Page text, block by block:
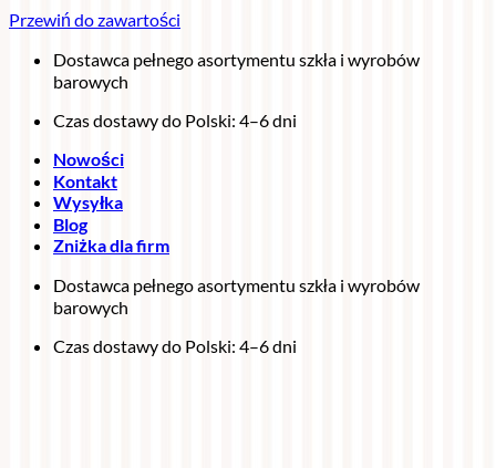
Przewiń do zawartości
Dostawca pełnego asortymentu szkła i wyrobów
barowych
Czas dostawy do Polski: 4–6 dni
Nowości
Kontakt
Wysyłka
Blog
Zniżka dla firm
Dostawca pełnego asortymentu szkła i wyrobów
barowych
Czas dostawy do Polski: 4–6 dni